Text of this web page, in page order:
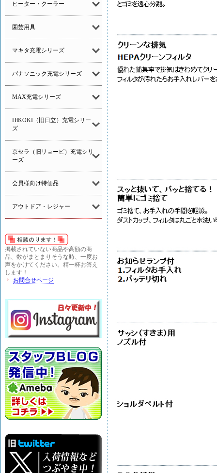
ヒーター・クーラー
園芸用具
マキタ充電シリーズ
パナソニック充電シリーズ
MAX充電シリーズ
HiKOKI（旧日立）充電シリー
ズ
京セラ（旧リョービ）充電シリ
ーズ
会員様向け特価品
アウトドア・レジャー
掲載されていない商品や高額の商
品、数がまとまりそうな時、一度お
声をかけてください。精一杯お答え
します！
お問合せページ